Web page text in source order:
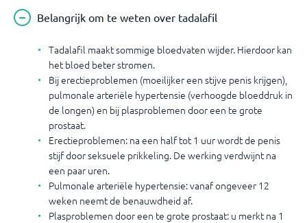
Belangrijk om te weten over tadalafil
Tadalafil maakt sommige bloedvaten wijder. Hierdoor kan
het bloed beter stromen.
Bij erectieproblemen (moeilijker een stijve penis krijgen),
pulmonale arteriële hypertensie (verhoogde bloeddruk in
de longen) en bij plasproblemen door een te grote
prostaat.
Erectieproblemen: na een half tot 1 uur wordt de penis
stijf door seksuele prikkeling. De werking verdwijnt na
een paar uren.
Pulmonale arteriële hypertensie: vanaf ongeveer 12
weken neemt de benauwdheid af.
Plasproblemen door een te grote prostaat: u merkt na 1